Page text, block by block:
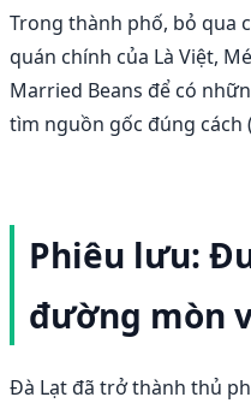
Trong thành phố, bỏ qua
quán chính của Là Việt,
Married Beans để có
tìm nguồn gốc đúng cách
Phiêu lưu:
đường mòn
Đà Lạt đã trở thành thủ